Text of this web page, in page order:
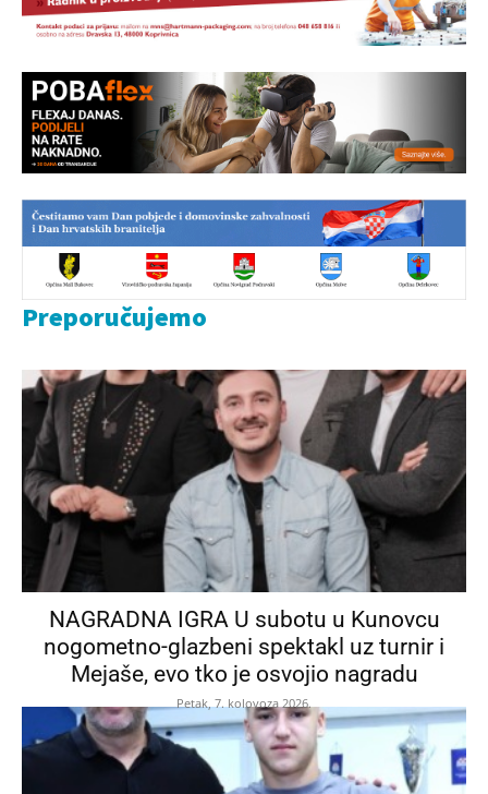
Preporučujemo
NAGRADNA IGRA U subotu u Kunovcu
nogometno-glazbeni spektakl uz turnir i
Mejaše, evo tko je osvojio nagradu
Petak, 7. kolovoza 2026.